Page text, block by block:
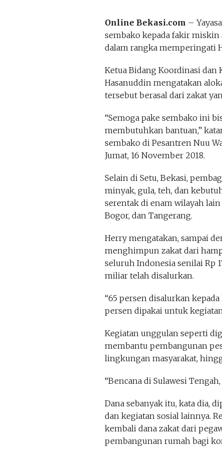
Online Bekasi.com –
sembako kepada fakir
dalam rangka memperingati
Ketua Bidang Koordinasi dan
Hasanuddin mengatakan
tersebut berasal dari zakat
“Semoga pake sembako ini
membutuhkan bantuan,”
sembako di Pesantren Nuu
Jumat, 16 November 2018.
Selain di Setu, Bekasi,
minyak, gula, teh, dan
serentak di enam wilayah lain
Bogor, dan Tangerang.
Herry mengatakan, sampai
menghimpun zakat dari
seluruh Indonesia senilai Rp
miliar telah disalurkan.
“65 persen disalurkan
persen dipakai untuk
Kegiatan unggulan seperti
membantu pembangunan
lingkungan masyarakat,
“Bencana di Sulawesi
Dana sebanyak itu, kata dia,
dan kegiatan sosial lainnya.
kembali dana zakat dari
pembangunan rumah bagi